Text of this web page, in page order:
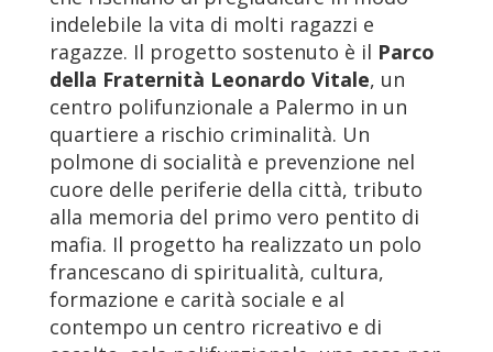
indelebile la vita di molti ragazzi e
ragazze. Il progetto sostenuto è il Parco
della Fraternità Leonardo Vitale, un
centro polifunzionale a Palermo in un
quartiere a rischio criminalità. Un
polmone di socialità e prevenzione nel
cuore delle periferie della città, tributo
alla memoria del primo vero pentito di
mafia. Il progetto ha realizzato un polo
francescano di spiritualità, cultura,
formazione e carità sociale e al
contempo un centro ricreativo e di